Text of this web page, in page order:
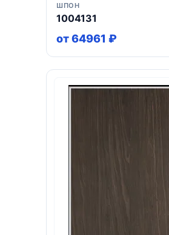
ШПОН
1004131
от 64961 ₽